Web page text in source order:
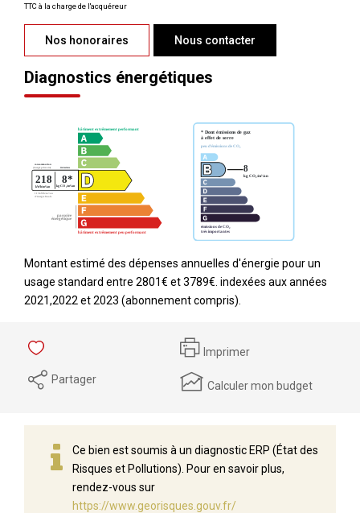
TTC à la charge de l'acquéreur
Nos honoraires Nous contacter
Diagnostics énergétiques
Montant estimé des dépenses annuelles d'énergie pour un
usage standard entre 2801€ et 3789€. indexées aux années
2021,2022 et 2023 (abonnement compris).
Imprimer
Partager Calculer mon budget
Ce bien est soumis à un diagnostic ERP (État des
Risques et Pollutions). Pour en savoir plus,
rendez-vous sur
https://www.georisques.gouv.fr/